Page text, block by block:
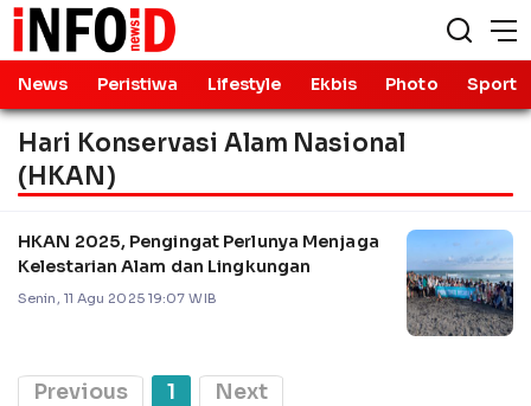
News Peristiwa Lifestyle Ekbis Photo Sport
Hari Konservasi Alam Nasional
(HKAN)
HKAN 2025, Pengingat Perlunya Menjaga
Kelestarian Alam dan Lingkungan
Senin, 11 Agu 2025 19:07 WIB
Previous 1 Next